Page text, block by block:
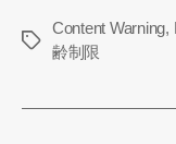
タ
Content Warning,
齢制限